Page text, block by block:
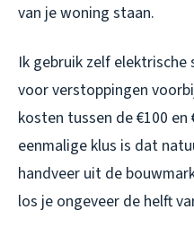
van je woning staan.
Ik gebruik zelf
voor verstoppingen
kosten tussen de €100 en
eenmalige klus is dat
handveer uit de
los je ongeveer de helft